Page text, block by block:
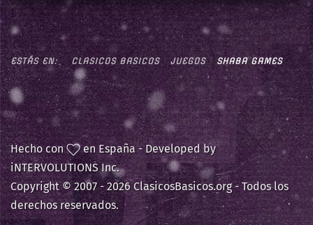
ESTÁS EN: CLASICOS BASICOS JUEGOS SHABA GAMES
Hecho con
en España - Developed by
iNTERVOLUTIONS Inc.
Copyright © 2007 -2026 ClasicosBasicos.org - Todos los
derechos reservados.